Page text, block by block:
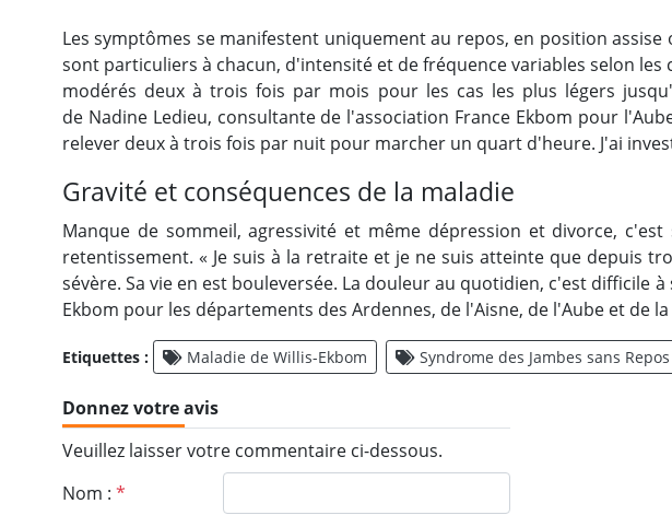
Les symptômes se manifestent uniquement au repos, en position
sont particuliers à chacun, d'intensité et de fréquence variables selon
modérés deux à trois fois par mois pour les cas les plus légers
de Nadine Ledieu, consultante de l'association France Ekbom pour
relever deux à trois fois par nuit pour marcher un quart d'heure. J'ai
Gravité et conséquences de la maladie
Manque de sommeil, agressivité et même dépression et divorce,
retentissement. « Je suis à la retraite et je ne suis atteinte que depuis
sévère. Sa vie en est bouleversée. La douleur au quotidien, c'est
Ekbom pour les départements des Ardennes, de l'Aisne, de l'Aube et de
Etiquettes : Maladie de Willis-Ekbom Syndrome des Jambes sans Repos
Donnez votre avis
Veuillez laisser votre commentaire ci-dessous.
Nom : *